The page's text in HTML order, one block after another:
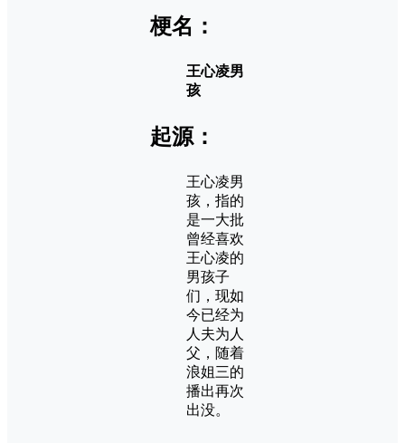
梗名：
王心凌男
孩
起源：
王心凌男
孩，指的
是一大批
曾经喜欢
王心凌的
男孩子
们，现如
今已经为
人夫为人
父，随着
浪姐三的
播出再次
出没。